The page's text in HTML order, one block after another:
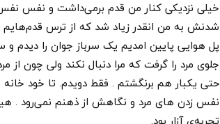
خیلی نزدیکی کنار من قدم برمی‌داشت و نفس نفس
شدنش به من انقدر زیاد شد که از ترس قدم‌هایم
پل هوایی پایین امدیم یک سرباز جوان را دیدم
جلوی مرد را گرفت که مرا دنبال نکند ولی چون از
حتی یکبار هم برنگشتم . فقط دویدم. تا خود
نفس زدن های مرد و نگاهش از ذهنم نمی‌رود .